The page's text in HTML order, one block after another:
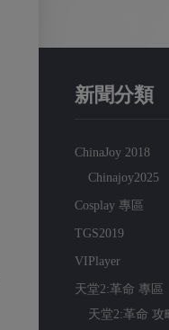
新聞分類
ChinaJoy 2018
Chinajoy2025
Cosplay 專區
TGS2019
VIPlayer
天堂2:革命 專區
天堂2:革命 攻